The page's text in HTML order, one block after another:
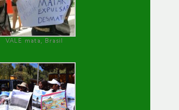
VALE mata, Brasil